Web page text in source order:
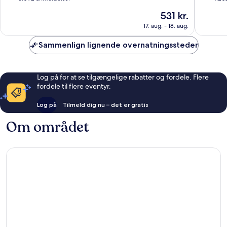
3.092
anmeldelser
Prisen
531 kr.
531 kr.
17. aug. - 18. aug.
4.202
Sammenlign lignende overnatningssteder
Log på for at se tilgængelige rabatter og fordele. Flere
fordele til flere eventyr.
Log på Tilmeld dig nu – det er gratis
Om området